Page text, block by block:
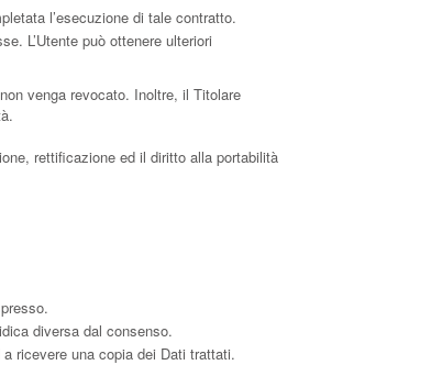
l’esecuzione di tale contratto.
L’Utente può ottenere ulteriori
venga revocato. Inoltre, il Titolare
rettificazione ed il diritto alla portabilità
diversa dal consenso.
ricevere una copia dei Dati trattati.